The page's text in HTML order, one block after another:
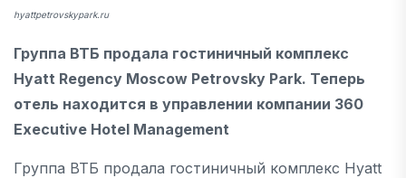
hyattpetrovskypark.ru
Группа ВТБ продала гостиничный комплекс
Hyatt Regency Moscow Petrovsky Park. Теперь
отель находится в управлении компании 360
Executive Hotel Management
Группа ВТБ продала гостиничный комплекс Hyatt